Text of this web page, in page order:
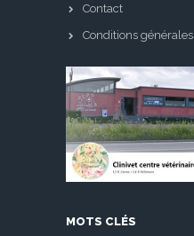
Contact
Conditions générales
MOTS CLÉS